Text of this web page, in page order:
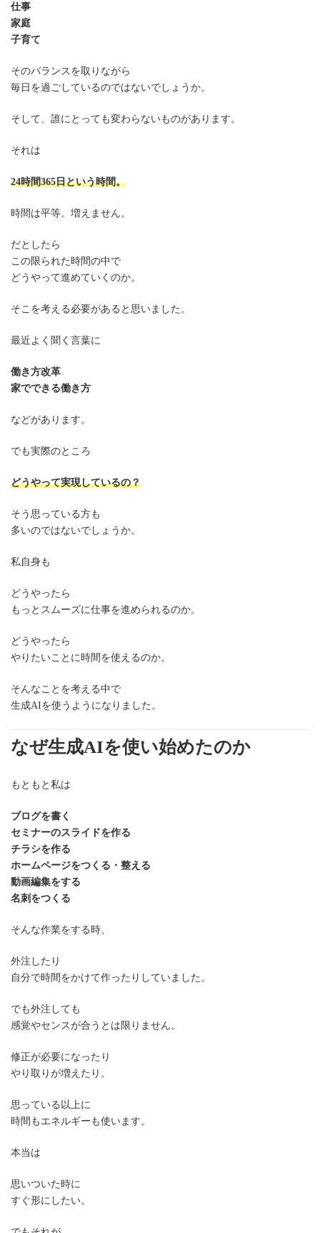
仕事
家庭
子育て
そのバランスを取りながら
毎日を過ごしているのではないでしょうか。
そして、誰にとっても変わらないものがあります。
それは
24時間365日という時間。
時間は平等。増えません。
だとしたら
この限られた時間の中で
どうやって進めていくのか。
そこを考える必要があると思いました。
最近よく聞く言葉に
働き方改革
家でできる働き方
などがあります。
でも実際のところ
どうやって実現しているの？
そう思っている方も
多いのではないでしょうか。
私自身も
どうやったら
もっとスムーズに仕事を進められるのか。
どうやったら
やりたいことに時間を使えるのか。
そんなことを考える中で
生成AIを使うようになりました。
なぜ生成AIを使い始めたのか
もともと私は
ブログを書く
セミナーのスライドを作る
チラシを作る
ホームページをつくる・整える
動画編集をする
名刺をつくる
そんな作業をする時、
外注したり
自分で時間をかけて作ったりしていました。
でも外注しても
感覚やセンスが合うとは限りません。
修正が必要になったり
やり取りが増えたり。
思っている以上に
時間もエネルギーも使います。
本当は
思いついた時に
すぐ形にしたい。